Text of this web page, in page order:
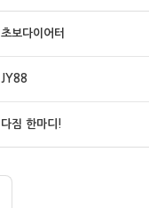
초보다이어터
JY88
다짐 한마디!